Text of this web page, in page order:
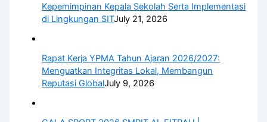
Kepemimpinan Kepala Sekolah Serta Implementasi
di Lingkungan SITJuly 21, 2026
Rapat Kerja YPMA Tahun Ajaran 2026/2027:
Menguatkan Integritas Lokal, Membangun
Reputasi GlobalJuly 9, 2026